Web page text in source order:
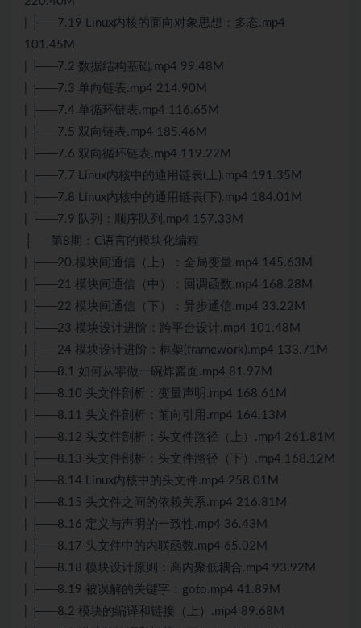
| ├──7.19 Linux内核的面向对象思想：多态.mp4
101.45M
| ├──7.2 数据结构基础.mp4 99.48M
| ├──7.3 单向链表.mp4 214.90M
| ├──7.4 单循环链表.mp4 116.65M
| ├──7.5 双向链表.mp4 185.46M
| ├──7.6 双向循环链表.mp4 119.22M
| ├──7.7 Linux内核中的通用链表(上).mp4 191.35M
| ├──7.8 Linux内核中的通用链表(下).mp4 184.01M
| └──7.9 队列：顺序队列.mp4 157.33M
├──第8期：C语言的模块化编程
| ├──20.模块间通信（上）：全局变量.mp4 145.63M
| ├──21 模块间通信（中）：回调函数.mp4 168.28M
| ├──22 模块间通信（下）：异步通信.mp4 33.22M
| ├──23 模块设计进阶：跨平台设计.mp4 101.48M
| ├──24 模块设计进阶：框架(framework).mp4 133.71M
| ├──8.1 如何从零做一碗炸酱面.mp4 81.97M
| ├──8.10 头文件剖析：变量声明.mp4 168.61M
| ├──8.11 头文件剖析：前向引用.mp4 164.13M
| ├──8.12 头文件剖析：头文件路径（上）.mp4 261.81M
| ├──8.13 头文件剖析：头文件路径（下）.mp4 168.12M
| ├──8.14 Linux内核中的头文件.mp4 258.01M
| ├──8.15 头文件之间的依赖关系.mp4 216.81M
| ├──8.16 定义与声明的一致性.mp4 36.43M
| ├──8.17 头文件中的内联函数.mp4 65.02M
| ├──8.18 模块设计原则：高内聚低耦合.mp4 93.92M
| ├──8.19 被误解的关键字：goto.mp4 41.89M
| ├──8.2 模块的编译和链接（上）.mp4 89.68M